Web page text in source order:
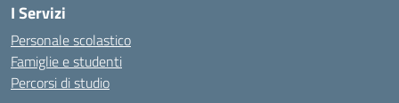
I Servizi
Personale scolastico
Famiglie e studenti
Percorsi di studio